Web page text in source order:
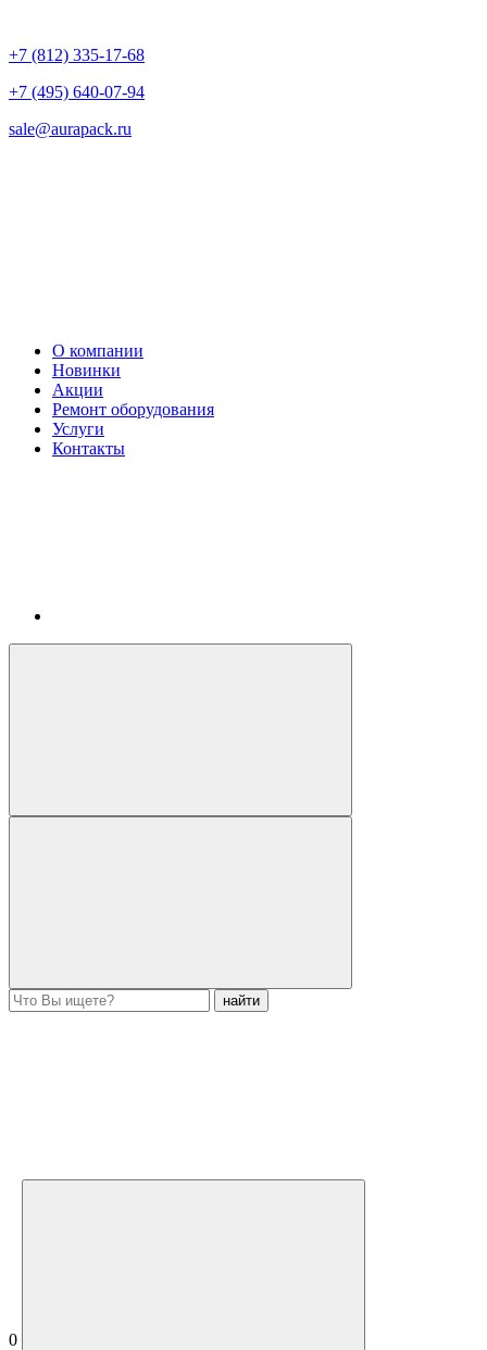
+7 (812) 335-17-68
+7 (495) 640-07-94
sale@aurapack.ru
О компании
Новинки
Акции
Ремонт оборудования
Услуги
Контакты
найти
0